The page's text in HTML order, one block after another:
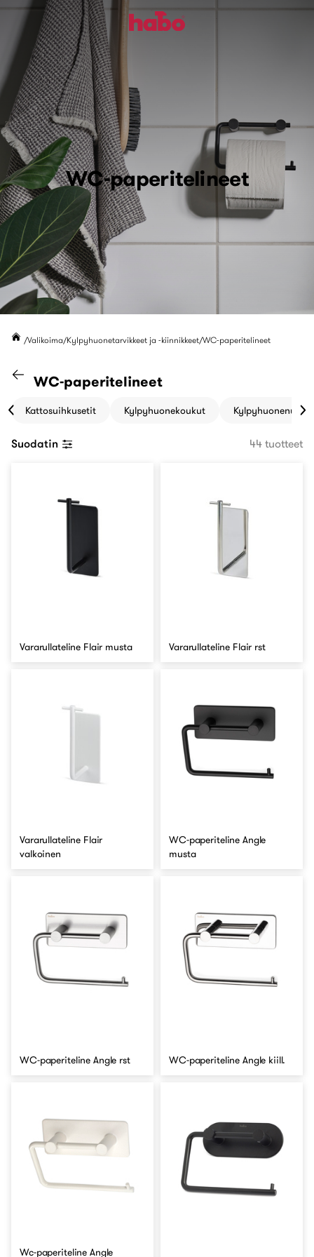
WC-paperitelineet
Valikoima Kylpyhuonetarvikkeet ja -kiinnikkeet WC-paperitelineet
Siirry "Kylpyhuonetarvikkeet ja -
WC-paperitelineet
Kattosuihkusetit Kylpyhuonekoukut Kylpyhuonenupit
Suodatin 44 tuotteet
Vararullateline Flair musta Vararullateline Flair rst
Vararullateline Flair
valkoinen
WC-paperiteline Angle
musta
WC-paperiteline Angle rst WC-paperiteline Angle kiill.
Wc-paperiteline Angle